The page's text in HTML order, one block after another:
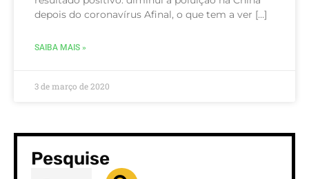
depois do coronavírus Afinal, o que tem a ver […]
SAIBA MAIS »
3 de março de 2020
Pesquise